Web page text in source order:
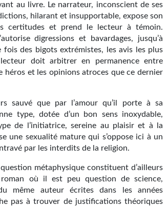
au livre. Le narrateur, inconscient de ses
hilarant et insupportable, expose son
certitudes et prend le lecteur à témoin.
digressions et bavardages, jusqu’à
fois des bigots extrémistes, les avis les plus
doit arbitrer en permanence entre
héros et les opinions atroces que ce dernier
sauvé que par l’amour qu’il porte à sa
type, dotée d’un bon sens inoxydable,
de l’initiatrice, sereine au plaisir et à la
une sexualité mature qui s’oppose ici à un
par les interdits de la religion.
métaphysique constituent d’ailleurs
où il est peu question de science,
même auteur écrites dans les années
pas à trouver de justifications théoriques